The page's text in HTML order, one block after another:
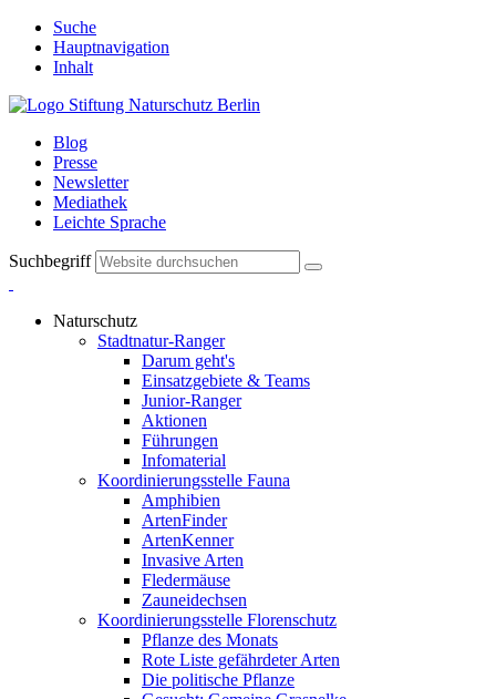
Suche
Hauptnavigation
Inhalt
Blog
Presse
Newsletter
Mediathek
Leichte Sprache
Suchbegriff
Naturschutz
Stadtnatur-Ranger
Darum geht's
Einsatzgebiete & Teams
Junior-Ranger
Aktionen
Führungen
Infomaterial
Koordinierungsstelle Fauna
Amphibien
ArtenFinder
ArtenKenner
Invasive Arten
Fledermäuse
Zauneidechsen
Koordinierungsstelle Florenschutz
Pflanze des Monats
Rote Liste gefährdeter Arten
Die politische Pflanze